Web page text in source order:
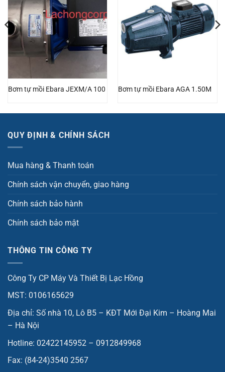
Bơm tự mồi Ebara JEXM/A 100 Bơm tự mồi Ebara AGA 1.50M
QUY ĐỊNH & CHÍNH SÁCH
Mua hàng & Thanh toán
Chính sách vận chuyển, giao hàng
Chính sách bảo hành
Chính sách bảo mật
THÔNG TIN CÔNG TY
Công Ty CP Máy Và Thiết Bị Lạc Hồng
MST: 0106165629
Địa chỉ: Số nhà 10, Lô B5 – KĐT Mới Đại Kim – Hoàng Mai
– Hà Nội
Hotline: 02422145952 – 0912849968
Fax: (84-24)3540 2567